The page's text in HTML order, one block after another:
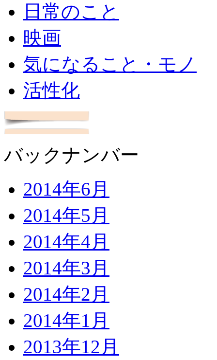
日常のこと
映画
気になること・モノ
活性化
バックナンバー
2014年6月
2014年5月
2014年4月
2014年3月
2014年2月
2014年1月
2013年12月